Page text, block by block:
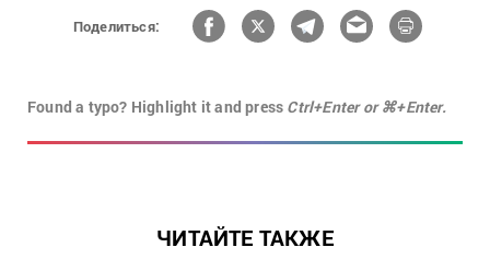
Поделиться:
Found a typo? Highlight it and press Ctrl+Enter or ⌘+Enter.
ЧИТАЙТЕ ТАКЖЕ